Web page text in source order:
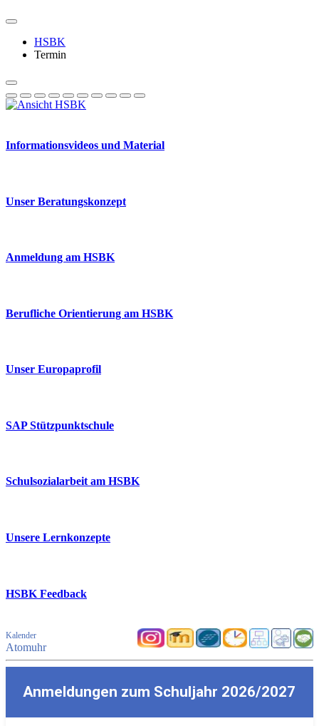
HSBK
Termin
Informationsvideos und Material
Unser Beratungskonzept
Anmeldung am HSBK
Berufliche Orientierung am HSBK
Unser Europaprofil
SAP Stützpunktschule
Schulsozialarbeit am HSBK
Unsere Lernkonzepte
HSBK Feedback
Kalender
Atomuhr
Anmeldungen zum Schuljahr 2026/2027